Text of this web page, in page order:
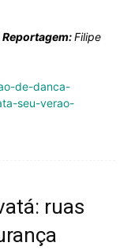
Reportagem:Filipe
de-danca-
seu-verao-
ruas